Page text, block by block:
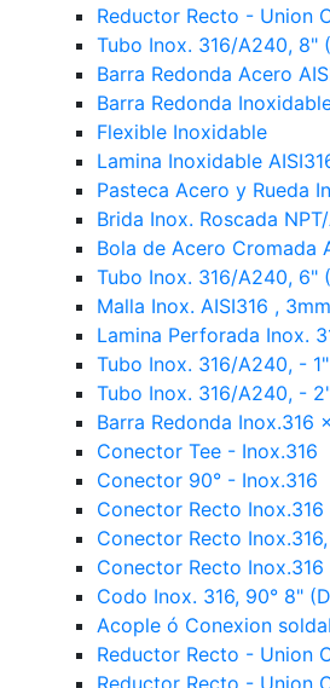
Reductor Recto - Union
Tubo Inox. 316/A240, 8"
Barra Redonda Acero
Barra Redonda
Flexible Inoxidable
Lamina Inoxidable
Pasteca Acero y Rueda
Brida Inox. Roscada
Bola de Acero Cromada
Tubo Inox. 316/A240, 6"
Malla Inox. AISI316 ,
Lamina Perforada Inox.
Tubo Inox. 316/A240, -
Tubo Inox. 316/A240, -
Barra Redonda Inox.316
Conector Tee - Inox.316
Conector 90° - Inox.316
Conector Recto Inox.316
Conector Recto
Conector Recto Inox.316
Codo Inox. 316, 90° 8"
Acople ó Conexion
Reductor Recto - Union
Reductor Recto - Union